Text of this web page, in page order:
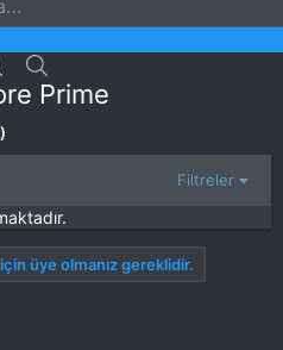
Prime
Filtreler
üye olmanız gereklidir.